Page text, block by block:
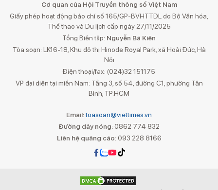
Cơ quan của Hội Truyền thông số Việt Nam
Giấy phép hoạt động báo chí số 165/GP-BVHTTDL do Bộ Văn hóa,
Thể thao và Du lịch cấp ngày 27/11/2025
Tổng Biên tập: Nguyễn Bá Kiên
Tòa soạn: LK16-18, Khu đô thị Hinode Royal Park, xã Hoài Đức, Hà
Nội
Điện thoại/fax: (024)32 151175
VP đại diện tại miền Nam: Tầng 3, số 54, đường C1, phường Tân
Bình, TP.HCM
Email:toasoan@viettimes.vn
Đường dây nóng: 0862 774 832
Liên hệ quảng cáo:093 228 8166